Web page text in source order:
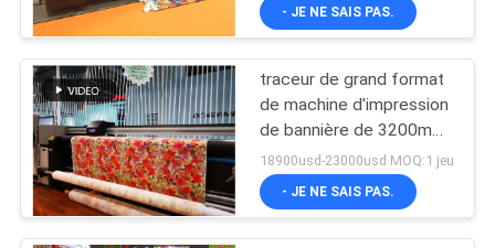
- JE NE SAIS PAS.
traceur de grand format
de machine d'impression
de bannière de 3200mm
avec la tête d'impression
de 4720 Epson
18900usd-23000usd MOQ:1 jeu
- JE NE SAIS PAS.